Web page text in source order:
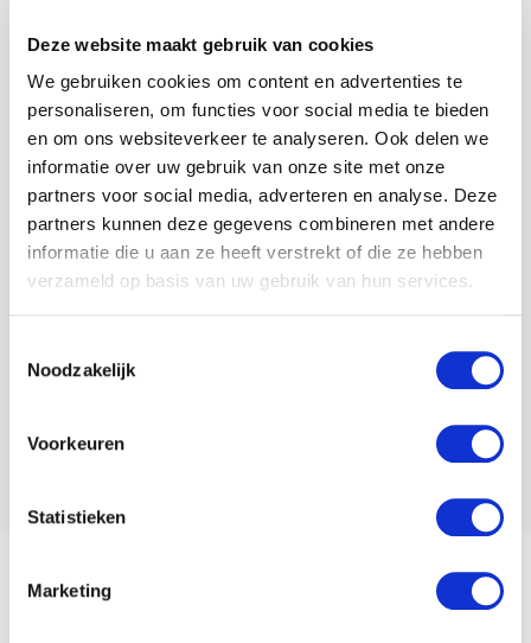
Deze website maakt gebruik van cookies
We gebruiken cookies om content en advertenties te
personaliseren, om functies voor social media te bieden
en om ons websiteverkeer te analyseren. Ook delen we
informatie over uw gebruik van onze site met onze
partners voor social media, adverteren en analyse. Deze
partners kunnen deze gegevens combineren met andere
informatie die u aan ze heeft verstrekt of die ze hebben
verzameld op basis van uw gebruik van hun services.
Noodzakelijk
Voorkeuren
Statistieken
Marketing
Kleur: grijs bruin
Hoogte: 178 cm
Breedte: 49 cm
Diepte: 40 cm
Verzendkosten: dit item is onderworpen aan
hogere verzendkosten. De verzendkosten
worden automatisch berekend en weergegeven
in je winkelmand.
buitengebruik raden wij aan om de decoratie ladder
De decoratie ladder wordt volledig geassembleerd